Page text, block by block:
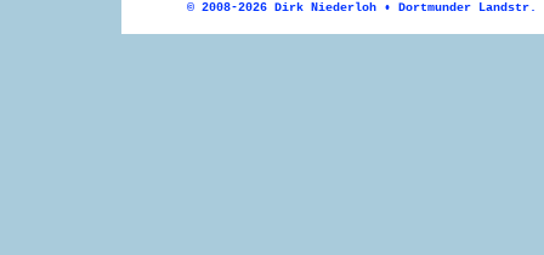
© 2008-2026 Dirk Niederloh • Dortmunder